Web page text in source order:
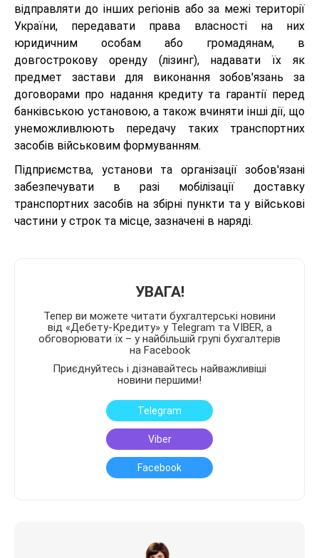
відправляти до інших регіонів або за межі території
України, передавати права власності на них
юридичним особам або громадянам, в
довгострокову оренду (лізинг), надавати їх як
предмет застави для виконання зобов'язань за
договорами про надання кредиту та гарантії перед
банківською установою, а також вчиняти інші дії, що
унеможливлюють передачу таких транспортних
засобів військовим формуванням.
Підприємства, установи та організації зобов'язані
забезпечувати в разі мобілізації доставку
транспортних засобів на збірні пункти та у військові
частини у строк та місце, зазначені в наряді.
УВАГА!
Тепер ви можете читати бухгалтерські новини
від «Дебету-Кредиту» у Telegram та VIBER, а
обговорювати їх – у найбільшій групі бухгалтерів
на Facebook
Приєднуйтесь і дізнавайтесь найважливіші
новини першими!
Telegram
Viber
Facebook